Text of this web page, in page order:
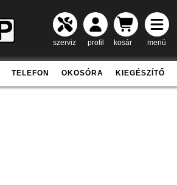
szerviz profil kosár menü
TELEFON OKOSÓRA KIEGÉSZÍTŐ